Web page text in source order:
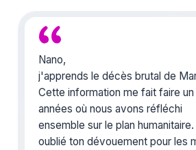
Nano,
j'apprends le décès brutal de
Cette information me fait faire
années où nous avons réfléchi
ensemble sur le plan
oublié ton dévouement pour les